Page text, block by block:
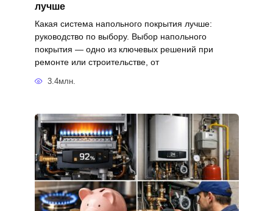
лучше
Какая система напольного покрытия лучше:
руководство по выбору. Выбор напольного
покрытия — одно из ключевых решений при
ремонте или строительстве, от
3.4млн.